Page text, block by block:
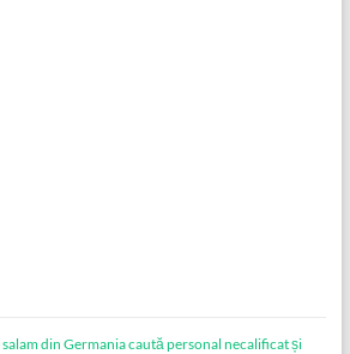
din Germania caută personal necalificat și